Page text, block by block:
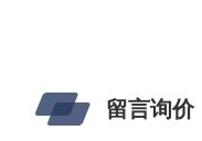
留言询价